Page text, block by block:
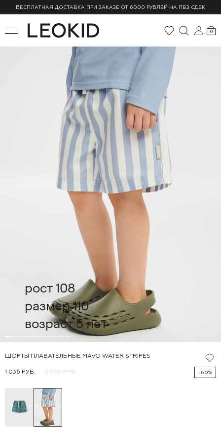
БЕСПЛАТНАЯ ДОСТАВКА ПРИ ЗАКАЗЕ ОТ 6000 РУБЛЕЙ НА ПВЗ СДЕК
0
рост 108
размер 110
возраст 5 лет
ШОРТЫ ПЛАВАТЕЛЬНЫЕ MAVO WATER STRIPES
1 036 РУБ. 2 590 РУБ. -60%